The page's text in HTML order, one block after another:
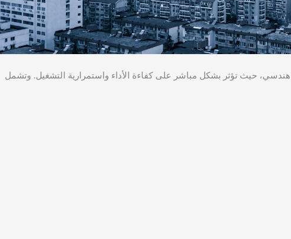
حيث تؤثر بشكل مباشر على كفاءة الأداء واستمرارية التشغيل. وتشمل